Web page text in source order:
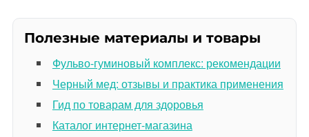
Полезные материалы и товары
Фульво-гуминовый комплекс: рекомендации
Черный мед: отзывы и практика применения
Гид по товарам для здоровья
Каталог интернет-магазина